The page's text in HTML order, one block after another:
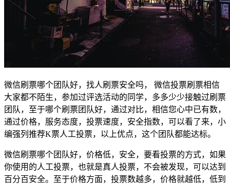
微信刷票哪个团队好，找人刷票安全吗， 微信投票刷票相信
大家都不陌生，参加过评选活动的同学，多多少少接触过刷票
团队，至于哪个刷票团队好，通过对比，相信您心中已有数，
通过价格，服务态度，投票速度，安全指数，可以看了来，小
编强列推荐K票人工投票，以上优点，这个团队都能达标。
微信刷票哪个团队好，价格低，安全，要看投票的方式，如果
你使用的人工投票，也就是真人投票，不会被发现，可以达到
百分百安全。至于价格方面，投票数越多，价格就越低，低到